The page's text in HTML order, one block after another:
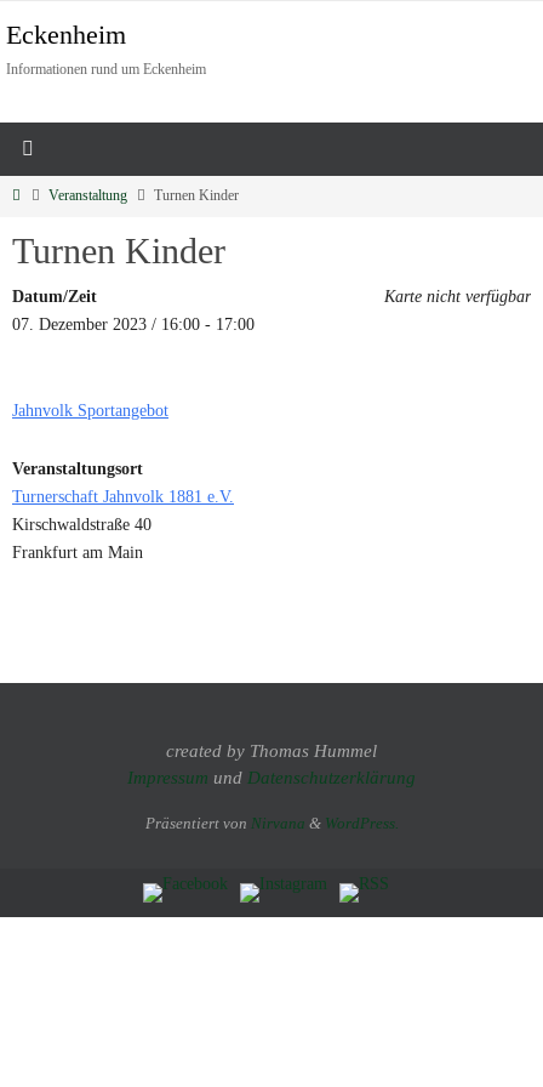
Eckenheim
Informationen rund um Eckenheim
Veranstaltung Turnen Kinder
Turnen Kinder
Karte nicht verfügbar
Datum/Zeit
07. Dezember 2023 / 16:00 - 17:00
Jahnvolk Sportangebot
Veranstaltungsort
Turnerschaft Jahnvolk 1881 e.V.
Kirschwaldstraße 40
Frankfurt am Main
created by Thomas Hummel
Impressum und Datenschutzerklärung
Präsentiert von Nirvana & WordPress.